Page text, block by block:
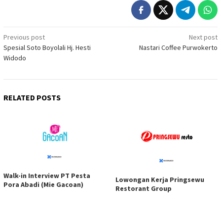
Post
navigation
Previous post
Spesial Soto Boyolali Hj. Hesti
Widodo
Next post
Nastari Coffee Purwokerto
RELATED POSTS
Walk-in Interview PT Pesta
Pora Abadi (Mie Gacoan)
Lowongan Kerja Pringsewu
Restorant Group